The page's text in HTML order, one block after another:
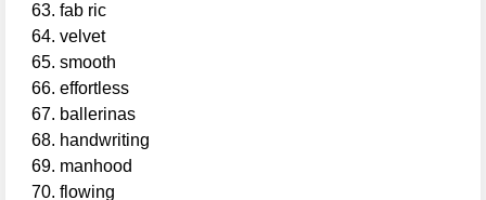
fab ric
velvet
smooth
effortless
ballerinas
handwriting
manhood
flowing